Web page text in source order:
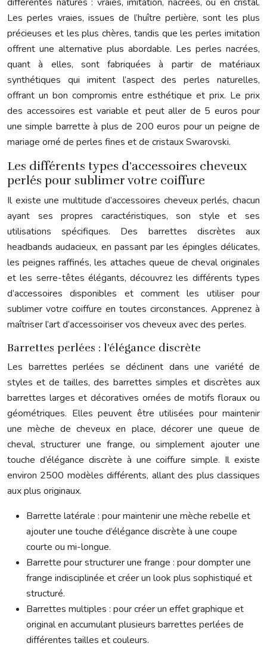
Les perles vraies, issues de l’huître perlière, sont les plus
précieuses et les plus chères, tandis que les perles imitation
offrent une alternative plus abordable. Les perles nacrées,
quant à elles, sont fabriquées à partir de matériaux
synthétiques qui imitent l’aspect des perles naturelles,
offrant un bon compromis entre esthétique et prix. Le prix
des accessoires est variable et peut aller de 5 euros pour
une simple barrette à plus de 200 euros pour un peigne de
mariage orné de perles fines et de cristaux Swarovski.
Les différents types d’accessoires cheveux
perlés pour sublimer votre coiffure
Il existe une multitude d’accessoires cheveux perlés, chacun
ayant ses propres caractéristiques, son style et ses
utilisations spécifiques. Des barrettes discrètes aux
headbands audacieux, en passant par les épingles délicates,
les peignes raffinés, les attaches queue de cheval originales
et les serre-têtes élégants, découvrez les différents types
d’accessoires disponibles et comment les utiliser pour
sublimer votre coiffure en toutes circonstances. Apprenez à
maîtriser l’art d’accessoiriser vos cheveux avec des perles.
Barrettes perlées : l’élégance discrète
Les barrettes perlées se déclinent dans une variété de
styles et de tailles, des barrettes simples et discrètes aux
barrettes larges et décoratives ornées de motifs floraux ou
géométriques. Elles peuvent être utilisées pour maintenir
une mèche de cheveux en place, décorer une queue de
cheval, structurer une frange, ou simplement ajouter une
touche d’élégance discrète à une coiffure simple. Il existe
environ 2500 modèles différents, allant des plus classiques
aux plus originaux.
Barrette latérale : pour maintenir une mèche rebelle et
ajouter une touche d’élégance discrète à une coupe
courte ou mi-longue.
Barrette pour structurer une frange : pour dompter une
frange indisciplinée et créer un look plus sophistiqué et
structuré.
Barrettes multiples : pour créer un effet graphique et
original en accumulant plusieurs barrettes perlées de
différentes tailles et couleurs.